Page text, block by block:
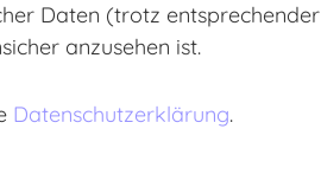
Daten (trotz
anzusehen ist.
Datenschutzerklärung.